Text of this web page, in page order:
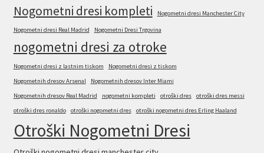
Nogometni dresi kompleti Nogometni dresi Manchester City
Nogometni dresi Real Madrid Nogometni Dresi Trgovina
nogometni dresi za otroke
Nogometni dresi z lastnim tiskom
Nogometni dresi z tiskom
Nogometnih dresov Arsenal
Nogometnih dresov Inter Miami
Nogometnih dresov Real Madrid
nogometni kompleti otroški dres
otroški dres messi
otroški dres ronaldo
otroški nogometni dres otroški nogometni dres Erling Haaland
Otroški Nogometni Dresi